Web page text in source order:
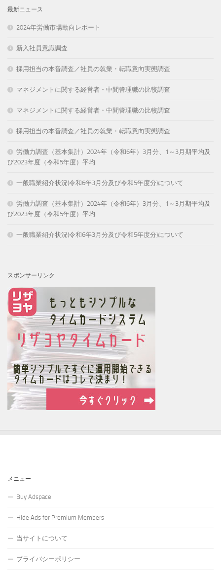
最新ニュース
2024年労働市場動向レポート
新入社員意識調査
採用担当の本音調査／社員の就業・転職意向実態調査
マネジメントに関する経営者・中間管理職の比較調査
マネジメントに関する経営者・中間管理職の比較調査
採用担当の本音調査／社員の就業・転職意向実態調査
労働力調査（基本集計）2024年（令和6年）3月分、1～3月期平均及
び2023年度（令和5年度）平均
一般職業紹介状況(令和6年3月分及び令和5年度分)について
労働力調査（基本集計）2024年（令和6年）3月分、1～3月期平均及
び2023年度（令和5年度）平均
一般職業紹介状況(令和6年3月分及び令和5年度分)について
スポンサーリンク
メニュー
Buy Adspace
Hide Ads for Premium Members
当サイトについて
プライバシーポリシー